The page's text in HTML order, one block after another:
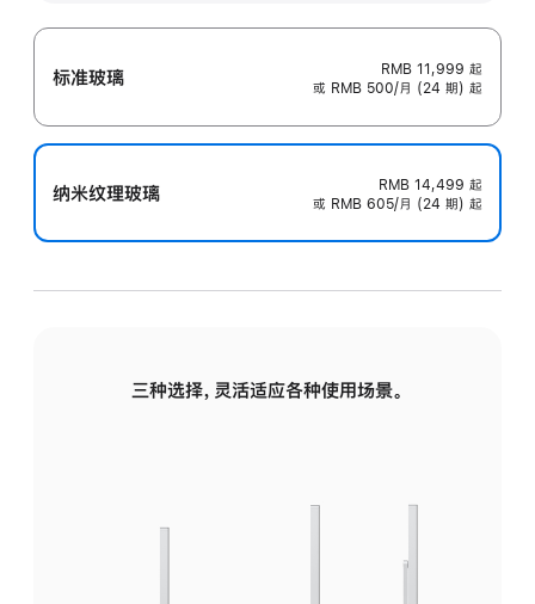
标准玻璃 RMB 11,999 起
或 RMB 500/月 (24 期) 起
纳米纹理玻璃 RMB 14,499 起
或 RMB 605/月 (24 期) 起
三种选择，灵活适应各种使用场景。